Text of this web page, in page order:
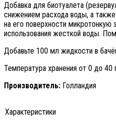
Добавка для биотуалета
снижением расхода воды, а
на его поверхности микротонкую
использования жесткой воды.
Добавьте 100 мл жидкости в
Температура хранения от 0 до 40
Производитель: Голландия
Характеристики